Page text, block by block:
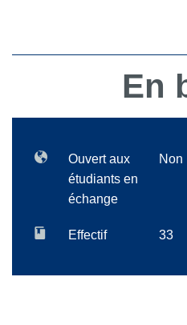
En
Ouvert aux
étudiants en
échange
Non
Effectif 33